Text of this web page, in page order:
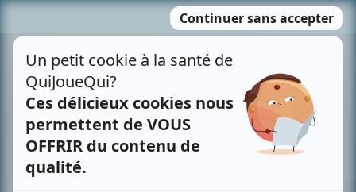
MENU
contenu
Recherche avancée »